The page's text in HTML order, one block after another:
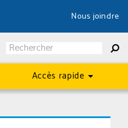
Nous joindre
Accès rapide